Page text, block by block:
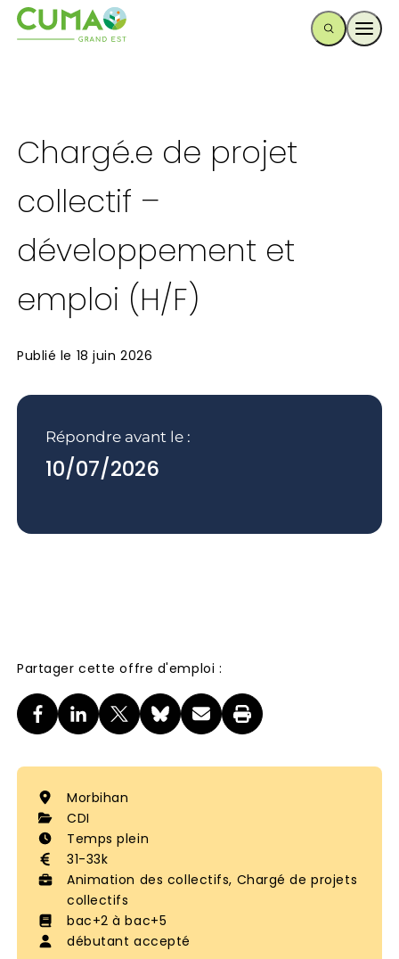
Chargé.e de projet
collectif –
développement et
emploi (H/F)
Publié le 18 juin 2026
Répondre avant le :
10/07/2026
Partager cette offre d'emploi :
Morbihan
CDI
Temps plein
31-33k
Animation des collectifs, Chargé de projets
collectifs
bac+2 à bac+5
débutant accepté